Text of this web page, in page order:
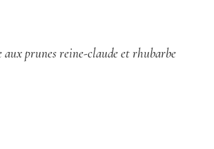
prunes reine-claude et rhubarbe